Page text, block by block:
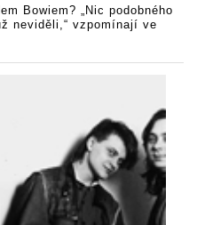
Bowiem? „Nic podobného
neviděli,“ vzpomínají ve